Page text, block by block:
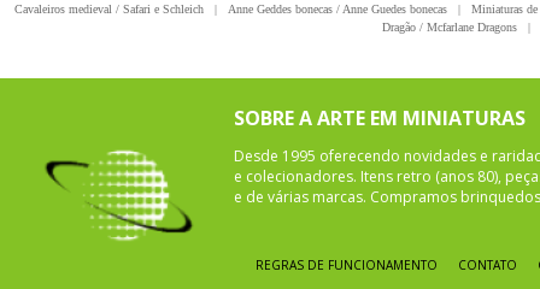
Cavaleiros medieval / Safari e Schleich
| Anne Geddes bonecas / Anne Guedes bonecas |
Miniaturas
Dragão / Mcfarlane Dragons
|
SOBRE A ARTE EM MINIATURAS
Desde 1995 oferecendo novidades e
e colecionadores. Itens retro (anos 80),
e de várias marcas. Compramos
REGRAS DE FUNCIONAMENTO CONTATO